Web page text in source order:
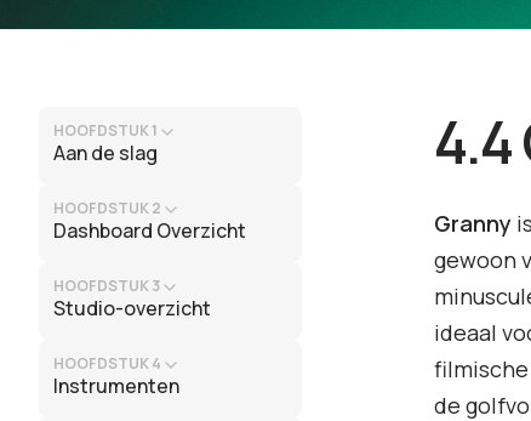
HOOFDSTUK 1
Aan de slag
HOOFDSTUK 2
Dashboard Overzicht
HOOFDSTUK 3
Studio-overzicht
HOOFDSTUK 4
Instrumenten
4.4
Granny
gewoon
ideaal
de